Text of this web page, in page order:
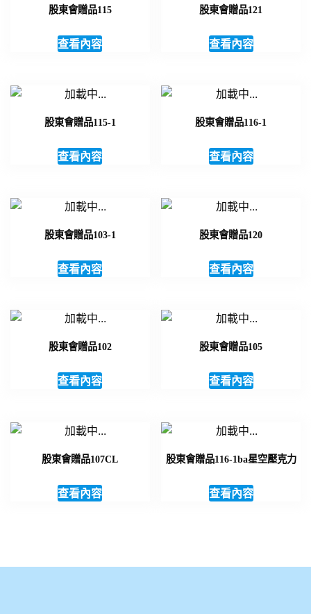
股東會贈品115
查看內容
股東會贈品121
查看內容
股東會贈品115-1
查看內容
股東會贈品116-1
查看內容
股東會贈品103-1
查看內容
股東會贈品120
查看內容
股東會贈品102
查看內容
股東會贈品105
查看內容
股東會贈品107CL
查看內容
股東會贈品116-1ba星空壓克力
查看內容